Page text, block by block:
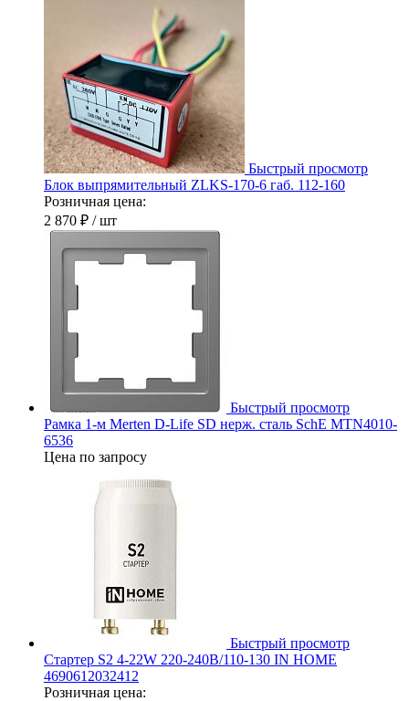
Быстрый просмотр
Блок выпрямительный ZLKS-170-6 габ. 112-160
Розничная цена:
2 870 ₽ / шт
Быстрый просмотр
Рамка 1-м Merten D-Life SD нерж. сталь SchE MTN4010-
6536
Цена по запросу
Быстрый просмотр
Стартер S2 4-22W 220-240В/110-130 IN HOME
4690612032412
Розничная цена: